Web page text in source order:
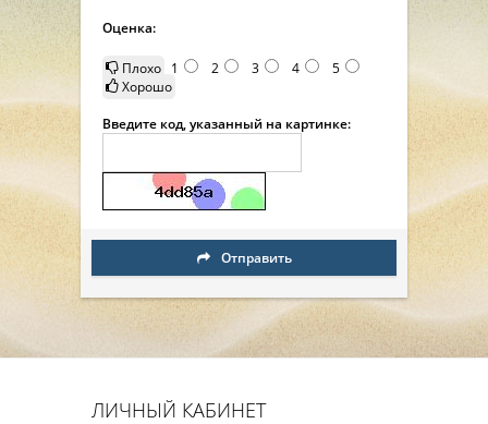
Оценка:
Плохо 1 2 3 4
5
Хорошо
Введите код, указанный на картинке:
Отправить
ЛИЧНЫЙ КАБИНЕТ